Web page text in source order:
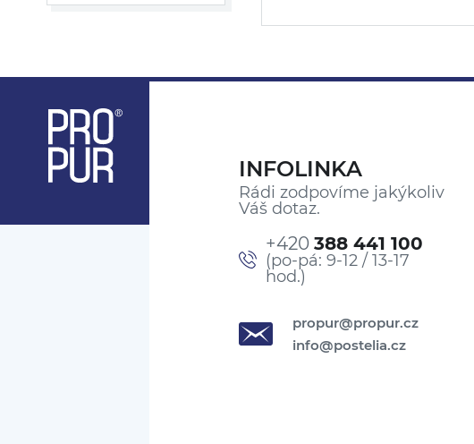
INFOLINKA
Rádi zodpovíme jakýkoliv
Váš dotaz.
+420 388 441 100
(po-pá: 9-12 / 13-17
hod.)
propur@propur.cz
info@postelia.cz